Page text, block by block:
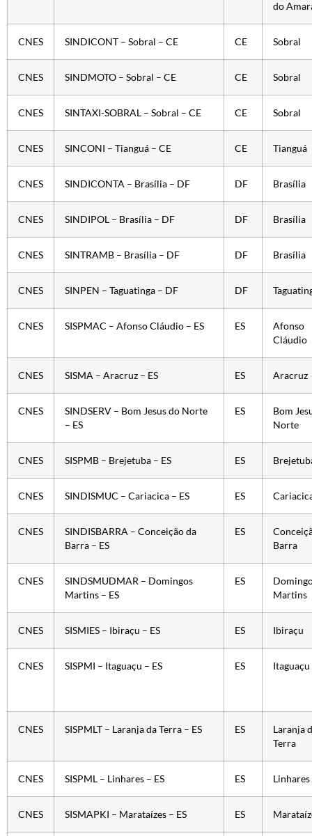
do
CNES SINDICONT – Sobral – CE CE Sobral
CNES SINDMOTO – Sobral – CE CE Sobral
CNES SINTAXI-SOBRAL – Sobral – CE CE Sobral
CNES SINCONI – Tianguá – CE CE Tianguá
CNES SINDICONTA – Brasília – DF DF Brasília
CNES SINDIPOL – Brasília – DF DF Brasília
CNES SINTRAMB – Brasília – DF DF Brasília
CNES SINPEN – Taguatinga – DF DF
CNES SISPMAC – Afonso Cláudio – ES ES
Afonso
Cláudio
CNES SISMA – Aracruz – ES ES Aracruz
CNES
SINDSERV – Bom Jesus do Norte
– ES
ES
Bom
Norte
CNES SISPMB – Brejetuba – ES ES
CNES SINDISMUC – Cariacica – ES ES
CNES
SINDISBARRA – Conceição da
Barra – ES
ES
Barra
CNES
SINDSMUDMAR – Domingos
Martins – ES
ES
Martins
CNES SISMIES – Ibiraçu – ES ES Ibiraçu
CNES SISPMI – Itaguaçu – ES ES Itaguaçu
CNES SISPMLT – Laranja da Terra – ES ES
Laranja
Terra
CNES SISPML – Linhares – ES ES Linhares
CNES SISMAPKI – Marataízes – ES ES